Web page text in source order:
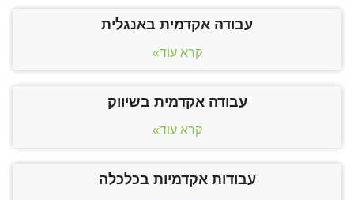
עבודה אקדמית באנגלית
קרא עוד»
עבודה אקדמית בשיווק
קרא עוד»
עבודות אקדמיות בכלכלה